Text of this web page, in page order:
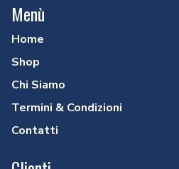
Menù
Home
Shop
Chi Siamo
Termini & Condizioni
Contatti